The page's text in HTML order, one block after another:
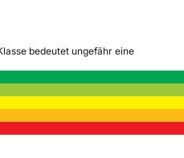
bedeutet ungefähr eine